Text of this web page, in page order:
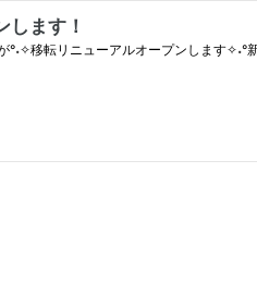
ます！
移転リニューアルオープンします